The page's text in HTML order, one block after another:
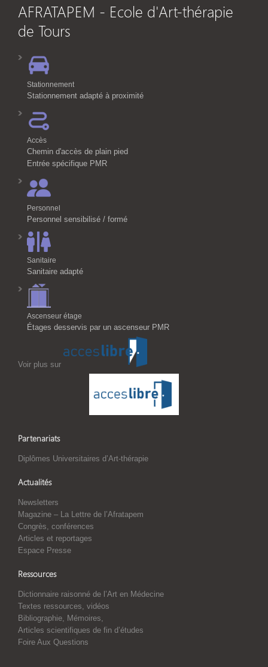
AFRATAPEM - Ecole d'Art-thérapie
de Tours
Stationnement
Stationnement adapté à proximité
Accès
Chemin d'accès de plain pied
Entrée spécifique PMR
Personnel
Personnel sensibilisé / formé
Sanitaire
Sanitaire adapté
Ascenseur étage
Étages desservis par un ascenseur PMR
Voir plus sur
Partenariats
Diplômes Universitaires d’Art-thérapie
Actualités
Newsletters
Magazine – La Lettre de l’Afratapem
Congrès, conférences
Articles et reportages
Espace Presse
Ressources
Dictionnaire raisonné de l’Art en Médecine
Textes ressources, vidéos
Bibliographie, Mémoires,
Articles scientifiques de fin d’études
Foire Aux Questions